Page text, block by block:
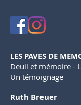
LES PAVES DE
Deuil et mémoire -
Un témoignage
Ruth Breuer